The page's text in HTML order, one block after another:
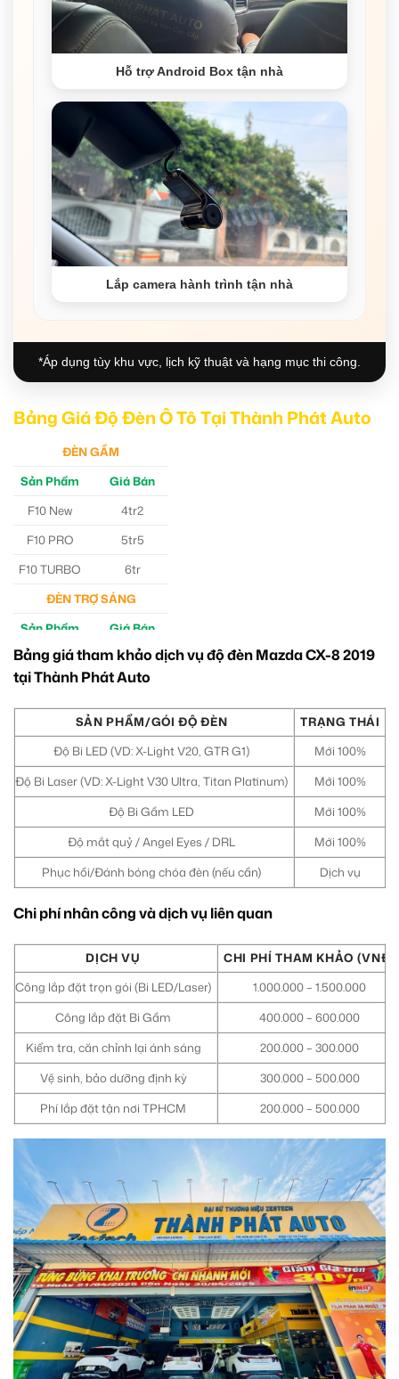
Hỗ trợ Android Box tận nhà
Lắp camera hành trình tận nhà
*Áp dụng tùy khu vực, lịch kỹ thuật và hạng mục thi công.
Bảng Giá Độ Đèn Ô Tô Tại Thành Phát Auto
ĐÈN GẦM
Sản Phẩm
Giá Bán
F10 New
4tr2
F10 PRO
5tr5
F10 TURBO
6tr
ĐÈN TRỢ SÁNG
Sản Phẩm
Giá Bán
M30 Ultra
4tr5
Aozoom EX3
5tr
Bảng giá tham khảo dịch vụ độ đèn Mazda CX-8 2019
tại Thành Phát Auto
SẢN PHẨM/GÓI ĐỘ ĐÈN
TRẠNG THÁI
Độ Bi LED (VD: X-Light V20, GTR G1)
Mới 100%
Độ Bi Laser (VD: X-Light V30 Ultra, Titan Platinum)
Mới 100%
Độ Bi Gầm LED
Mới 100%
Độ mắt quỷ / Angel Eyes / DRL
Mới 100%
Phục hồi/Đánh bóng chóa đèn (nếu cần)
Dịch vụ
Chi phí nhân công và dịch vụ liên quan
DỊCH VỤ
CHI PHÍ THAM KHẢO (VNĐ)
Công lắp đặt trọn gói (Bi LED/Laser)
1.000.000 – 1.500.000
Công lắp đặt Bi Gầm
400.000 – 600.000
Kiểm tra, căn chỉnh lại ánh sáng
200.000 – 300.000
Vệ sinh, bảo dưỡng định kỳ
300.000 – 500.000
Phí lắp đặt tận nơi TPHCM
200.000 – 500.000